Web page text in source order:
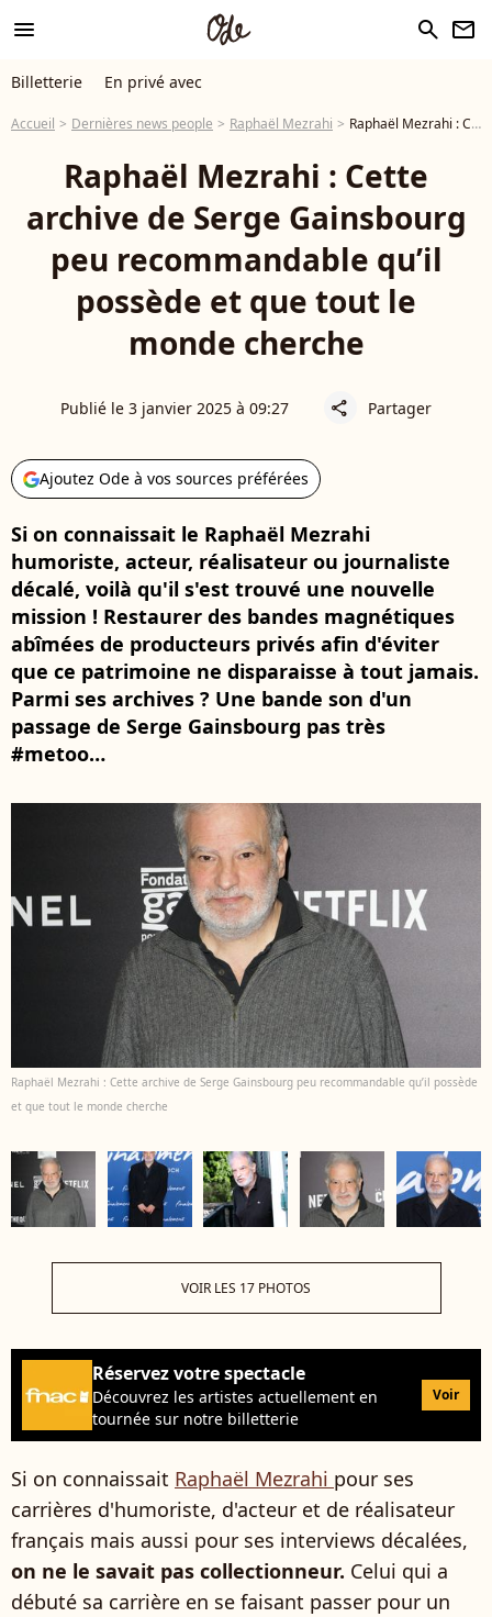
menu search newsletter
Billetterie En privé avec
Accueil Dernières news people Raphaël Mezrahi Raphaël Mezrahi : Cette archive de Serge Gainsbourg peu recommandable qu’il possède et que tout le monde cherche
Raphaël Mezrahi : Cette
archive de Serge Gainsbourg
peu recommandable qu’il
possède et que tout le
monde cherche
Publié le 3 janvier 2025 à 09:27 share Partager
Ajoutez Ode à vos sources préférées
Si on connaissait le Raphaël Mezrahi
humoriste, acteur, réalisateur ou journaliste
décalé, voilà qu'il s'est trouvé une nouvelle
mission ! Restaurer des bandes magnétiques
abîmées de producteurs privés afin d'éviter
que ce patrimoine ne disparaisse à tout jamais.
Parmi ses archives ? Une bande son d'un
passage de Serge Gainsbourg pas très
#metoo…
Raphaël Mezrahi : Cette archive de Serge Gainsbourg peu recommandable qu’il possède
et que tout le monde cherche
VOIR LES 17 PHOTOS
Réservez votre spectacle
Découvrez les artistes actuellement en
tournée sur notre billetterie
Voir
Si on connaissait Raphaël Mezrahi pour ses
carrières d'humoriste, d'acteur et de réalisateur
français mais aussi pour ses interviews décalées,
on ne le savait pas collectionneur. Celui qui a
débuté sa carrière en se faisant passer pour un